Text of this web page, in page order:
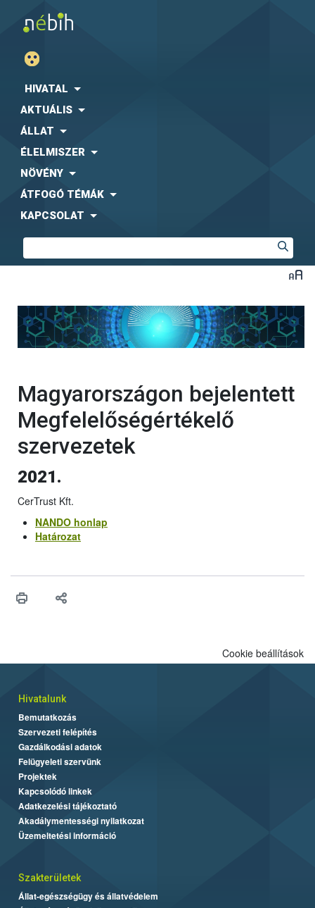
HIVATAL
AKTUÁLIS
ÁLLAT
ÉLELMISZER
NÖVÉNY
ÁTFOGÓ TÉMÁK
KAPCSOLAT
Magyarországon bejelentett
Megfelelőségértékelő
szervezetek
2021.
CerTrust Kft.
NANDO honlap
Határozat
Cookie beállítások
Hivatalunk
Bemutatkozás
Szervezeti felépítés
Gazdálkodási adatok
Felügyeleti szervünk
Projektek
Kapcsolódó linkek
Adatkezelési tájékoztató
Akadálymentességi nyilatkozat
Üzemeltetési információ
Szakterületek
Állat-egészségügy és állatvédelem